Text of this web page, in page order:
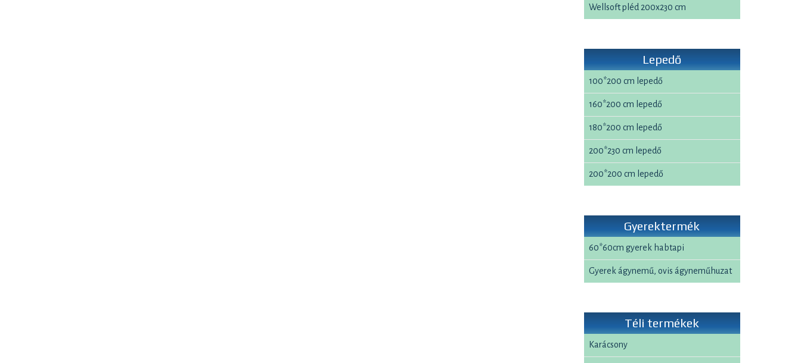
Wellsoft pléd 200x230 cm
Lepedő
100*200 cm lepedő
160*200 cm lepedő
180*200 cm lepedő
200*230 cm lepedő
200*200 cm lepedő
Gyerektermék
60*60cm gyerek habtapi
Gyerek ágynemű, ovis ágyneműhuzat
Téli termékek
Karácsony